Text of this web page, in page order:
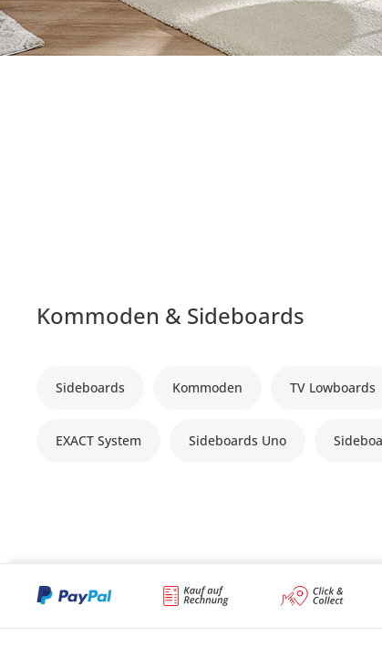
Kommoden & Sideboards
Sideboards Kommoden TV Lowboards
EXACT System Sideboards Uno